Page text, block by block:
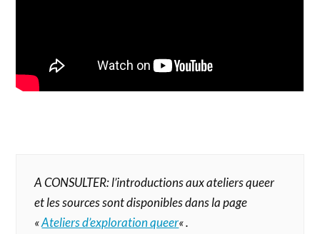
A CONSULTER: l’introductions aux ateliers queer
et les sources sont disponibles dans la page
«Ateliers d’exploration queer« .